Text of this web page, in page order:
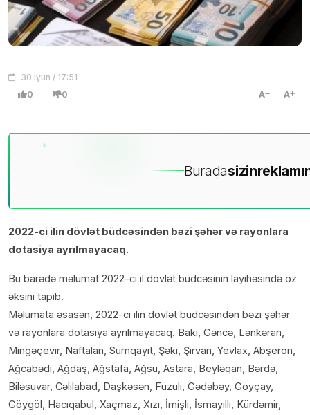
30 iyun / 17:51
0 0 A A
Buradasizin
2022-ci ilin dövlət büdcəsindən bəzi şəhər və rayonlara
dotasiya ayrılmayacaq.
Bu barədə məlumat 2022-ci il dövlət büdcəsinin layihəsində öz
əksini tapıb.
Məlumata əsasən, 2022-ci ilin dövlət büdcəsindən bəzi şəhər
və rayonlara dotasiya ayrılmayacaq. Bakı, Gəncə, Lənkəran,
Mingəçevir, Naftalan, Sumqayıt, Şəki, Şirvan, Yevlax, Abşeron,
Ağcabədi, Ağdaş, Ağstafa, Ağsu, Astara, Beyləqan, Bərdə,
Biləsuvar, Cəlilabad, Daşkəsən, Füzuli, Gədəbəy, Göyçay,
Göygöl, Hacıqabul, Xaçmaz, Xızı, İmişli, İsmayıllı, Kürdəmir,